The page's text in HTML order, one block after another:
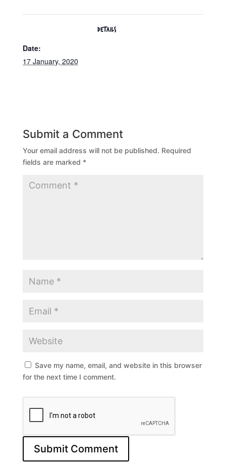
DETAILS
Date:
17 January, 2020
Submit a Comment
Your email address will not be published. Required
fields are marked *
Save my name, email, and website in this browser
for the next time I comment.